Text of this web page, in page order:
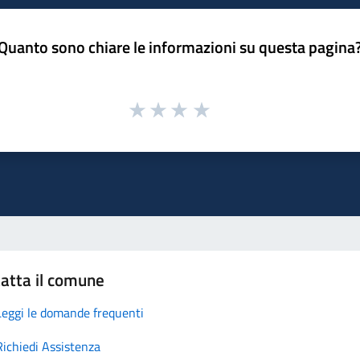
sono chiare le informazioni su questa
il comune
le domande frequenti
Assistenza